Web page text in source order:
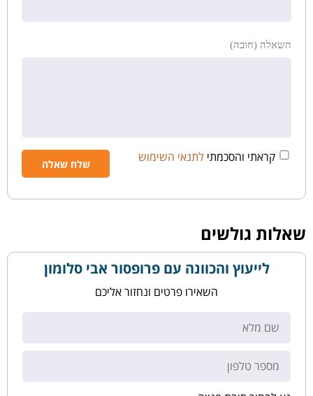
השאלה (חובה)
קראתי והסכמתי לתנאי השימוש
שאלות גולשים
לייעוץ והכוונה עם פרופסור אבי סלומון
השאירו פרטים ונחזור אליכם